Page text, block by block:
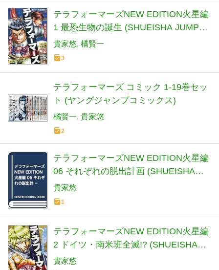
テラフォーマーズNEW EDITION火星編
1 最恐生物の誕生 (SHUEISHA JUMP
REMIX)
貴家悠 橘賢一
3
テラフォーマーズ コミック 1-19巻セッ
ト (ヤングジャンプコミックス)
橘賢一 貴家悠
2
テラフォーマーズNEW EDITION火星編
06 それぞれの脱出計画 (SHUEISHA
JUMP REMIX)
貴家悠
1
テラフォーマーズNEW EDITION火星編
2 ドイツ・南米班全滅!? (SHUEISHA
JUMP REMIX)
貴家悠